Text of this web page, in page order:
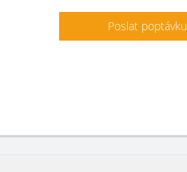
Poslat poptávku